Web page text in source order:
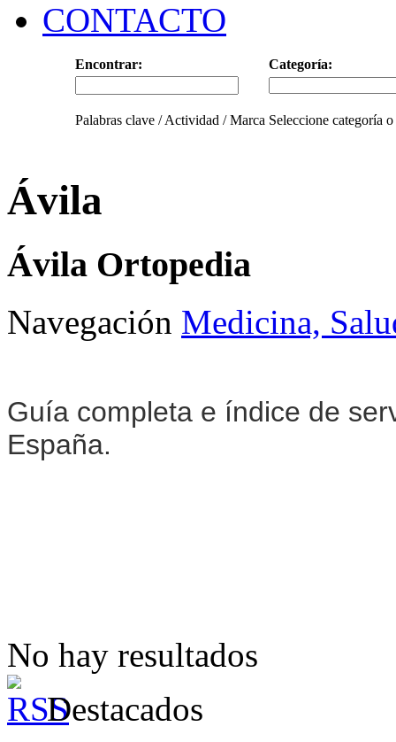
CONTACTO
Encontrar: Categoría:
Palabras clave / Actividad / Marca Seleccione categoría
Ávila
Ávila Ortopedia
Navegación Medicina,
Guía completa e índice de
España.
No hay resultados
Destacados